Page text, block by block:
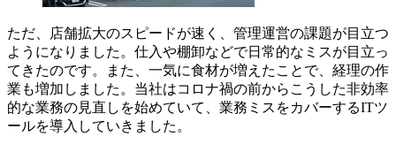
ただ、店舗拡大のスピードが速く、管理運営の課題が目立つ
ようになりました。仕入や棚卸などで日常的なミスが目立っ
てきたのです。また、一気に食材が増えたことで、経理の作
業も増加しました。当社はコロナ禍の前からこうした非効率
的な業務の見直しを始めていて、業務ミスをカバーするITツ
ールを導入していきました。